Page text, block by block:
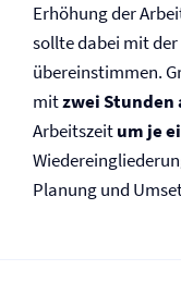
Erhöhung der
sollte dabei mit
übereinstimmen.
mitzwei Stunden
Arbeitszeitum je
Planung und